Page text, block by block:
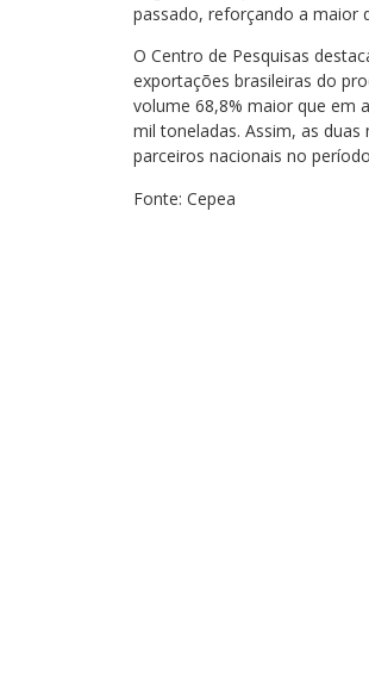
passado, reforçando a maior
O Centro de Pesquisas
exportações brasileiras do
volume 68,8% maior que em
mil toneladas. Assim, as
parceiros nacionais no
Fonte: Cepea